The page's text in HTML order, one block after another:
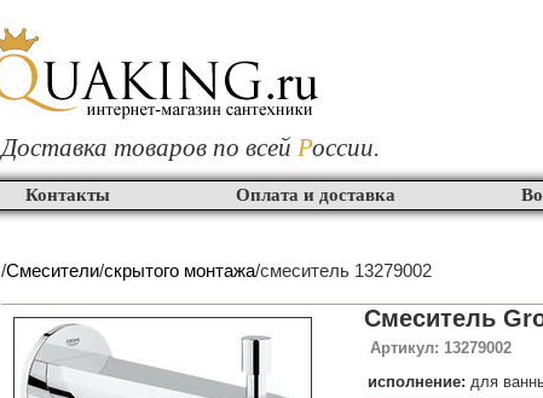
Доставка товаров по всей России.
Контакты Оплата и доставка
/Смесители/скрытого монтажа/смеситель 13279002
Смеситель
Артикул: 13279002
исполнение: для